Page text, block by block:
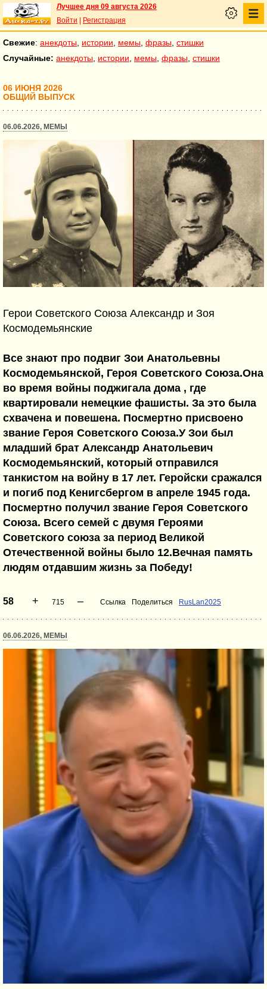
Лучшее дня 09 августа 2026
Войти
Регистрация
Свежие: анекдоты истории мемы фразы стишки
Случайные: анекдоты истории мемы фразы стишки
06 ИЮНЯ 2026
ОБЩИЙ ВЫПУСК
06.06.2026, МЕМЫ
Герои Советского Союза Александр и Зоя
Космодемьянские
Все знают про подвиг Зои Анатольевны
Космодемьянской, Героя Советского Союза.Она
во время войны поджигала дома , где
квартировали немецкие фашисты. За это была
схвачена и повешена. Посмертно присвоено
звание Героя Советского Союза.У Зои был
младший брат Александр Анатольевич
Космодемьянский, который отправился
танкистом на войну в 17 лет. Геройски сражался
и погиб под Кенигсбергом в апреле 1945 года.
Посмертно получил звание Героя Советского
Союза. Всего семей с двумя Героями
Советского союза за период Великой
Отечественной войны было 12.Вечная память
людям отдавшим жизнь за Победу!
58 + 715 – Ссылка Поделиться RusLan2025
06.06.2026, МЕМЫ